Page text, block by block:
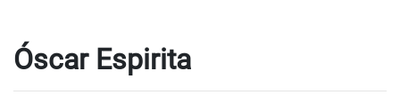
Óscar Espirita